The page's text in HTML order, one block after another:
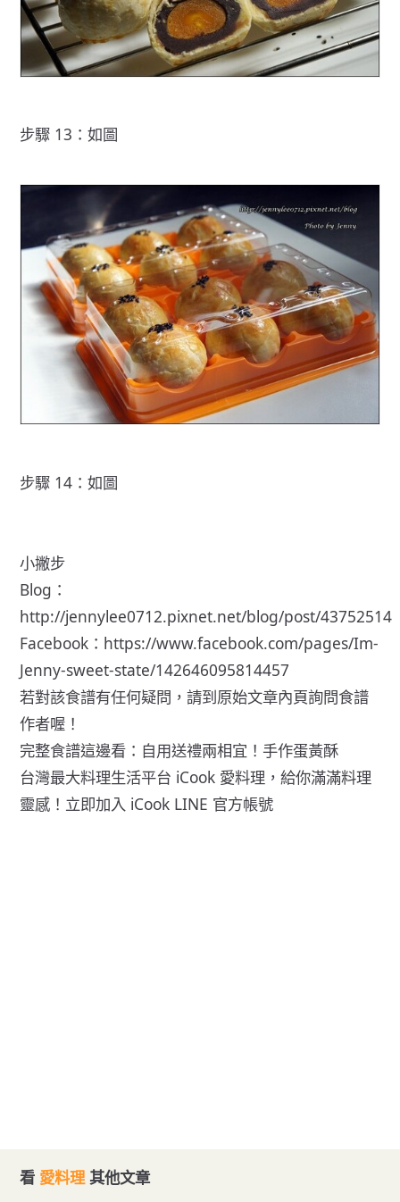
步驟 13：如圖
步驟 14：如圖
小撇步
Blog：
http://jennylee0712.pixnet.net/blog/post/43752514
Facebook：https://www.facebook.com/pages/Im-
Jenny-sweet-state/142646095814457
若對該食譜有任何疑問，請到原始文章內頁詢問食譜
作者喔！
完整食譜這邊看： 自用送禮兩相宜！手作蛋黃酥
台灣最大料理生活平台 iCook 愛料理，給你滿滿料理
靈感！立即加入 iCook LINE 官方帳號
看 愛料理 其他文章